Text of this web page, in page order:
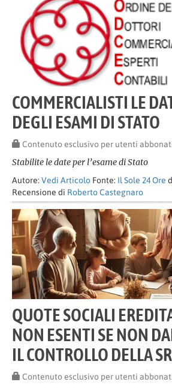
COMMERCIALISTI LE
DEGLI ESAMI DI STATO
Contenuto esclusivo per utenti
Stabilite le date per l’esame di Stato
Autore: Vedi Articolo Fonte: Il Sole 24 Ore
Recensione di Roberto Castegnaro
QUOTE SOCIALI
NON ESENTI SE NON
IL CONTROLLO DELLA
Contenuto esclusivo per utenti